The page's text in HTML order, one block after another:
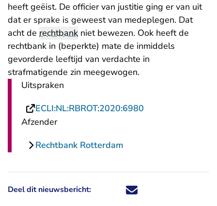
heeft geëist. De officier van justitie ging er van uit
dat er sprake is geweest van medeplegen. Dat
acht de rechtbank niet bewezen. Ook heeft de
rechtbank in (beperkte) mate de inmiddels
gevorderde leeftijd van verdachte in
strafmatigende zin meegewogen.
Uitspraken
ECLI:NL:RBROT:2020:6980
Afzender
Rechtbank Rotterdam
Deel dit nieuwsbericht: Deel dit nieuwsbericht via X -
Deel dit nieuwsbericht via
Deel dit nieuwsbericht
Deel dit